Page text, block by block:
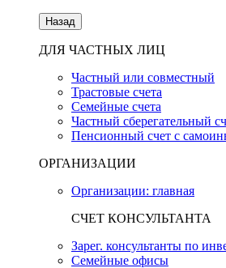
Назад
ДЛЯ ЧАСТНЫХ ЛИЦ
Частный или совместный
Трастовые счета
Семейные счета
Частный сберегательный
Пенсионный счет с
ОРГАНИЗАЦИИ
Организации: главная
СЧЕТ КОНСУЛЬТАНТА
Зарег. консультанты по
Семейные офисы